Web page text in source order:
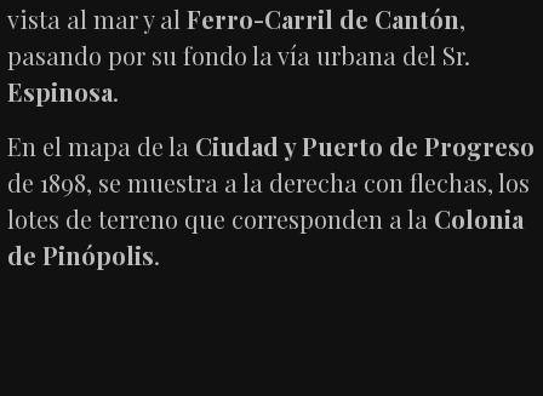
vista al mar y alFerro-Carril de Cantón,
pasando por su fondo la vía urbana del Sr.
Espinosa.
En el mapa de la Ciudad y Puerto de Progreso
de 1898, se muestra a la derecha con flechas, los
lotes de terreno que corresponden a la Colonia
de Pinópolis.